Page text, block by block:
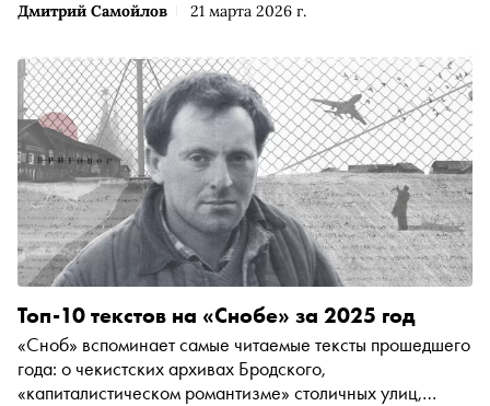
Дмитрий Самойлов 21 марта 2026 г.
том, почему в нашей стране поэту для выживания не
Топ-10 текстов на «Снобе» за 2025 год
«Сноб» вспоминает самые читаемые тексты прошедшего
года: о чекистских архивах Бродского,
«капиталистическом романтизме» столичных улиц,